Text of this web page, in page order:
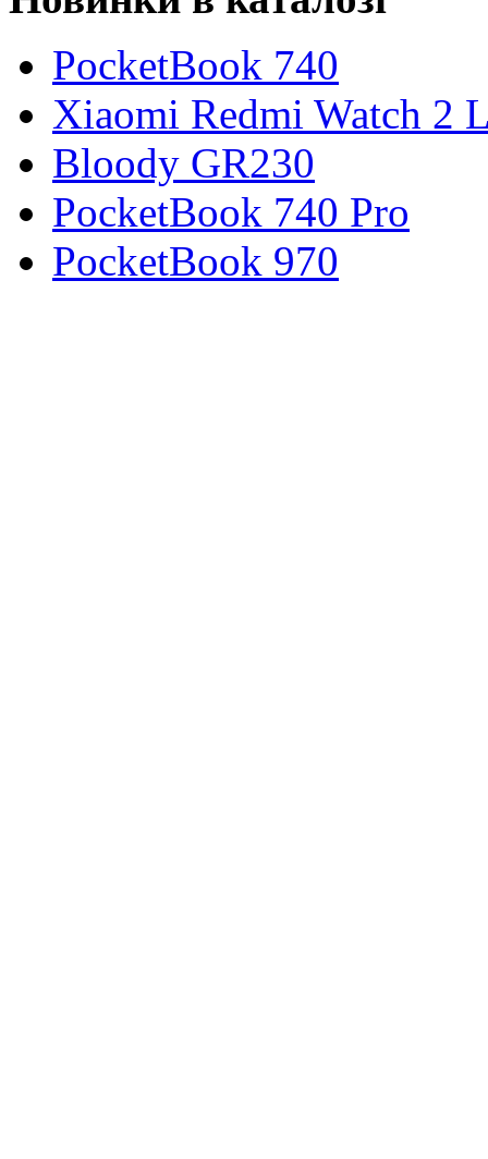
PocketBook 740
Xiaomi Redmi Watch 2
Bloody GR230
PocketBook 740 Pro
PocketBook 970